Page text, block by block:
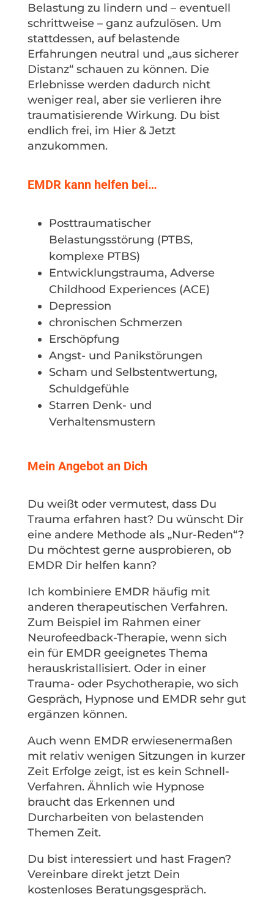
Belastung zu lindern und – eventuell
schrittweise – ganz aufzulösen. Um
stattdessen, auf belastende
Erfahrungen neutral und „aus sicherer
Distanz“ schauen zu können. Die
Erlebnisse werden dadurch nicht
weniger real, aber sie verlieren ihre
traumatisierende Wirkung. Du bist
endlich frei, im Hier & Jetzt
anzukommen.
EMDR kann helfen bei…
Posttraumatischer
Belastungsstörung (PTBS,
komplexe PTBS)
Entwicklungstrauma, Adverse
Childhood Experiences (ACE)
Depression
chronischen Schmerzen
Erschöpfung
Angst- und Panikstörungen
Scham und Selbstentwertung,
Schuldgefühle
Starren Denk- und
Verhaltensmustern
Mein Angebot an Dich
Du weißt oder vermutest, dass Du
Trauma erfahren hast? Du wünscht Dir
eine andere Methode als „Nur-Reden“?
Du möchtest gerne ausprobieren, ob
EMDR Dir helfen kann?
Ich kombiniere EMDR häufig mit
anderen therapeutischen Verfahren.
Zum Beispiel im Rahmen einer
Neurofeedback-Therapie, wenn sich
ein für EMDR geeignetes Thema
herauskristallisiert. Oder in einer
Trauma- oder Psychotherapie, wo sich
Gespräch, Hypnose und EMDR sehr gut
ergänzen können.
Auch wenn EMDR erwiesenermaßen
mit relativ wenigen Sitzungen in kurzer
Zeit Erfolge zeigt, ist es kein Schnell-
Verfahren. Ähnlich wie Hypnose
braucht das Erkennen und
Durcharbeiten von belastenden
Themen Zeit.
Du bist interessiert und hast Fragen?
Vereinbare direkt jetzt Dein
kostenloses Beratungsgespräch.